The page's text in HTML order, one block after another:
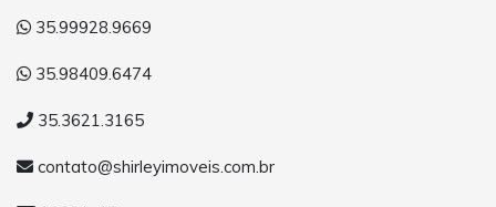
35.99928.9669
35.98409.6474
35.3621.3165
contato@shirleyimoveis.com.br